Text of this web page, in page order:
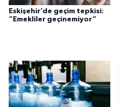
Eskişehir’de geçim tepkisi:
“Emekliler geçinemiyor”